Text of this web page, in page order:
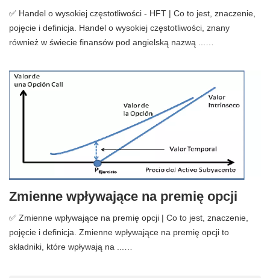
✅ Handel o wysokiej częstotliwości - HFT | Co to jest, znaczenie,
pojęcie i definicja. Handel o wysokiej częstotliwości, znany
również w świecie finansów pod angielską nazwą ...…
Zmienne wpływające na premię opcji
✅ Zmienne wpływające na premię opcji | Co to jest, znaczenie,
pojęcie i definicja. Zmienne wpływające na premię opcji to
składniki, które wpływają na ...…